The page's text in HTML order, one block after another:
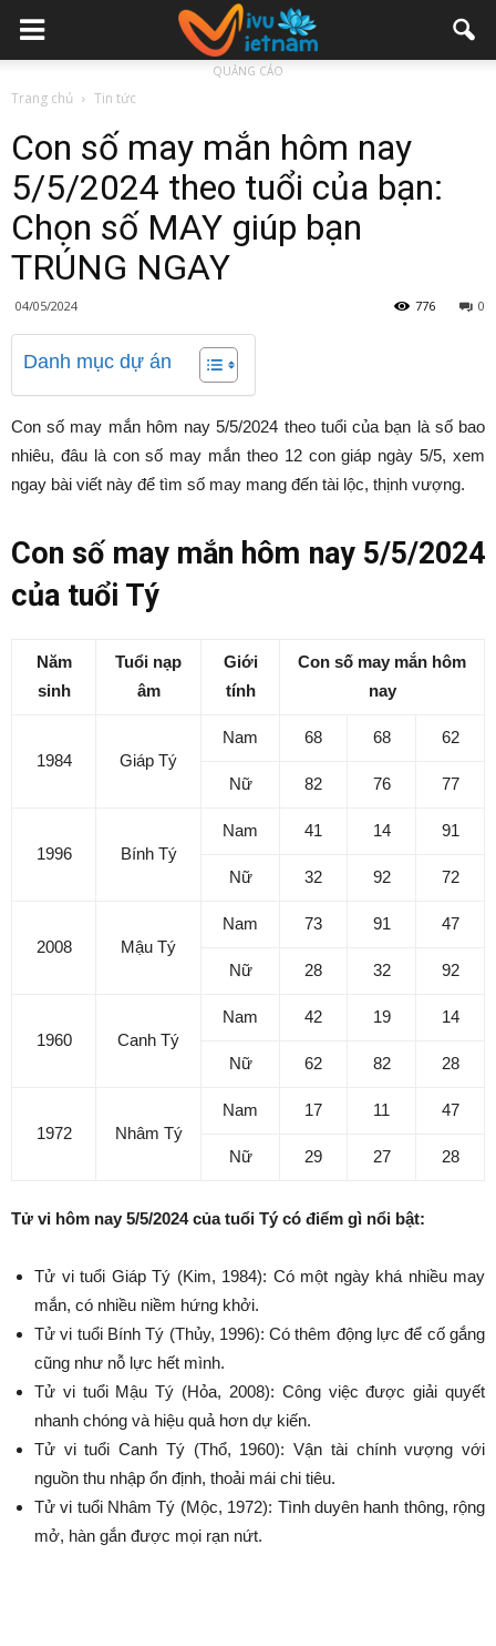
QUẢNG CÁO
Trang chủ Tin tức
Con số may mắn hôm nay
5/5/2024 theo tuổi của bạn:
Chọn số MAY giúp bạn
TRÚNG NGAY
04/05/2024 0
776
Danh mục dự án
Con số may mắn hôm nay 5/5/2024 theo tuổi của bạn là số bao
nhiêu, đâu là con số may mắn theo 12 con giáp ngày 5/5, xem
ngay bài viết này để tìm số may mang đến tài lộc, thịnh vượng.
Con số may mắn hôm nay 5/5/2024
của tuổi Tý
Năm
sinh
Tuổi nạp
âm
Giới
tính
Con số may mắn hôm
nay
1984 Giáp Tý
Nam 68 68 62
Nữ 82 76 77
1996 Bính Tý
Nam 41 14 91
Nữ 32 92 72
2008 Mậu Tý
Nam 73 91 47
Nữ 28 32 92
1960 Canh Tý
Nam 42 19 14
Nữ 62 82 28
1972 Nhâm Tý
Nam 17 11 47
Nữ 29 27 28
Tử vi hôm nay 5/5/2024 của tuổi Tý có điểm gì nổi bật:
Tử vi tuổi Giáp Tý (Kim, 1984): Có một ngày khá nhiều may
mắn, có nhiều niềm hứng khởi.
Tử vi tuổi Bính Tý (Thủy, 1996): Có thêm động lực để cố gắng
cũng như nỗ lực hết mình.
Tử vi tuổi Mậu Tý (Hỏa, 2008): Công việc được giải quyết
nhanh chóng và hiệu quả hơn dự kiến.
Tử vi tuổi Canh Tý (Thổ, 1960): Vận tài chính vượng với
nguồn thu nhập ổn định, thoải mái chi tiêu.
Tử vi tuổi Nhâm Tý (Mộc, 1972): Tình duyên hanh thông, rộng
mở, hàn gắn được mọi rạn nứt.